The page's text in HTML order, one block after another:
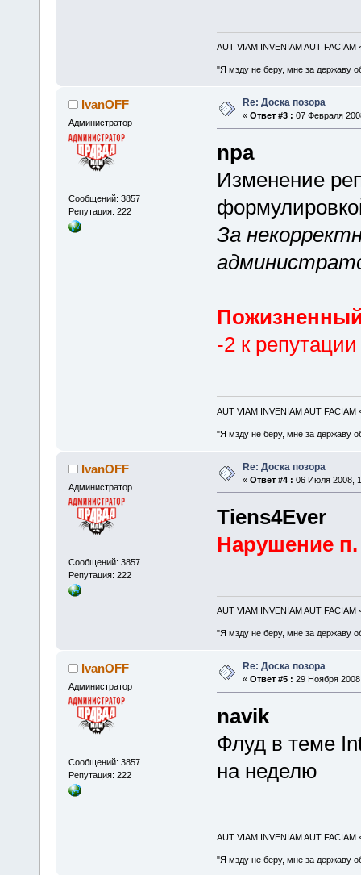
AUT VIAM INVENIAM AUT FACIAM
"Я мзду не беру, мне за державу
IvanOFF
Администратор
Сообщений: 3857
Репутация: 222
Re: Доска позора
« Ответ #3 : 07 Февраля
npa
Изменение
За
-2 к репутации
AUT VIAM INVENIAM AUT FACIAM
"Я мзду не беру, мне за державу
IvanOFF
Администратор
Сообщений: 3857
Репутация: 222
Re: Доска позора
« Ответ #4 : 06 Июля 2008,
Tiens4Ever
Нарушение
AUT VIAM INVENIAM AUT FACIAM
"Я мзду не беру, мне за державу
IvanOFF
Администратор
Сообщений: 3857
Репутация: 222
Re: Доска позора
« Ответ #5 : 29 Ноября
navik
Флуд в теме
на неделю
AUT VIAM INVENIAM AUT FACIAM
"Я мзду не беру, мне за державу